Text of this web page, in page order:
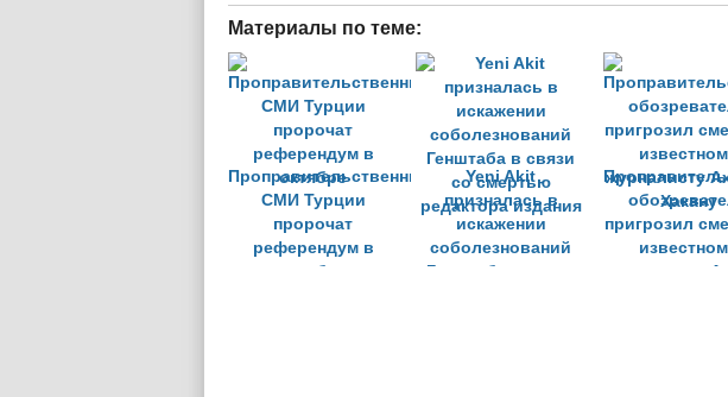
Материалы по теме:
Проправительственные
СМИ Турции
пророчат
референдум в
октябре
Yeni Akit
призналась в
искажении
соболезнований
Генштаба в связи
пригрозил
журналисту